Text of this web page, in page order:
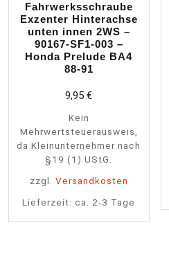
Fahrwerksschraube
Exzenter Hinterachse
unten innen 2WS –
90167-SF1-003 –
Honda Prelude BA4
88-91
9,95€
Kein
Mehrwertsteuerausweis,
da Kleinunternehmer nach
§19 (1) UStG.
zzgl. Versandkosten
Lieferzeit:ca. 2-3 Tage